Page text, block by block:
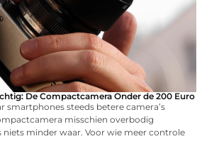
De Compactcamera Onder de 200 Euro
smartphones steeds betere camera’s
misschien overbodig
niets minder waar. Voor wie meer controle